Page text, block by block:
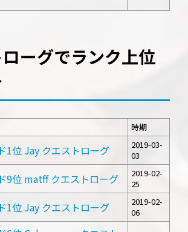
ーグでランク上位
時期
1位 Jay クエストローグ
2019-03-
03
9位 matff クエストローグ
2019-02-
25
1位 Jay クエストローグ
2019-02-
06